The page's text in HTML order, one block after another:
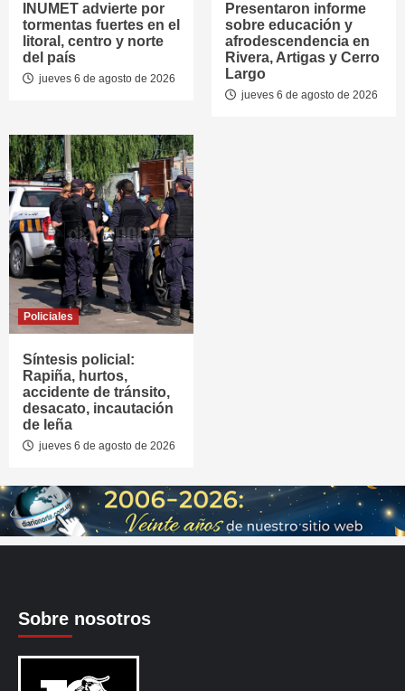
INUMET advierte por
tormentas fuertes en el
litoral, centro y norte
del país
jueves 6 de agosto de 2026
Presentaron informe
sobre educación y
afrodescendencia en
Rivera, Artigas y Cerro
Largo
jueves 6 de agosto de 2026
Policiales
Síntesis policial:
Rapiña, hurtos,
accidente de tránsito,
desacato, incautación
de leña
jueves 6 de agosto de 2026
Sobre nosotros